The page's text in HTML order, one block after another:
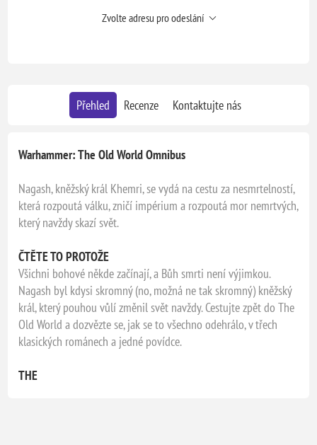
Zvolte adresu pro odeslání
Přehled Recenze Kontaktujte nás
Warhammer: The Old World Omnibus
Nagash, kněžský král Khemri, se vydá na cestu za nesmrtelností,
která rozpoutá válku, zničí impérium a rozpoutá mor nemrtvých,
který navždy skazí svět.
ČTĚTE TO PROTOŽE
Všichni bohové někde začínají, a Bůh smrti není výjimkou.
Nagash byl kdysi skromný (no, možná ne tak skromný) kněžský
král, který pouhou vůlí změnil svět navždy. Cestujte zpět do The
Old World a dozvězte se, jak se to všechno odehrálo, v třech
klasických románech a jedné povídce.
THE